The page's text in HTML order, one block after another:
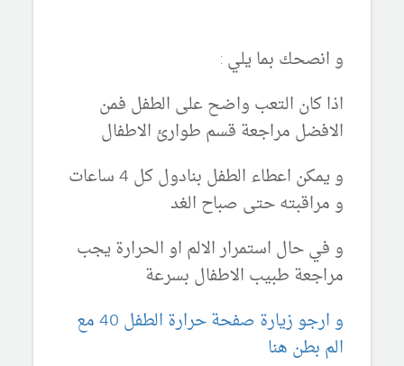
و انصحك بما يلي :
اذا كان التعب واضح على الطفل فمن
الافضل مراجعة قسم طوارئ الاطفال
و يمكن اعطاء الطفل بنادول كل 4 ساعات
و مراقبته حتى صباح الغد
و في حال استمرار الالم او الحرارة يجب
مراجعة طبيب الاطفال بسرعة
و ارجو زيارة صفحة حرارة الطفل 40 مع
الم بطن هنا